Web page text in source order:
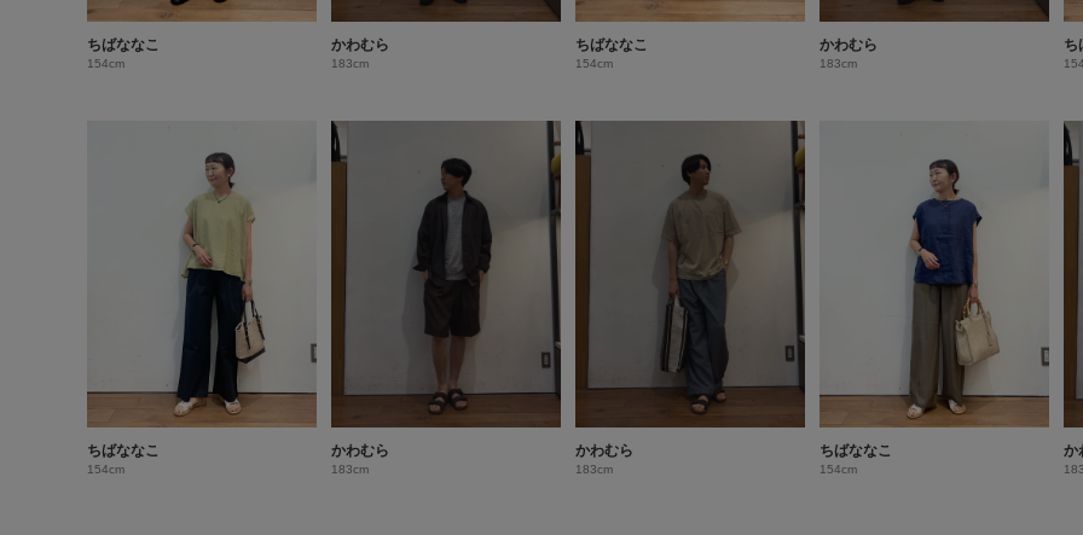
ちばななこ
154cm
かわむら
183cm
ちばななこ
154cm
かわむら
183cm
ち
ちばななこ
154cm
かわむら
183cm
かわむら
183cm
ちばななこ
154cm
か